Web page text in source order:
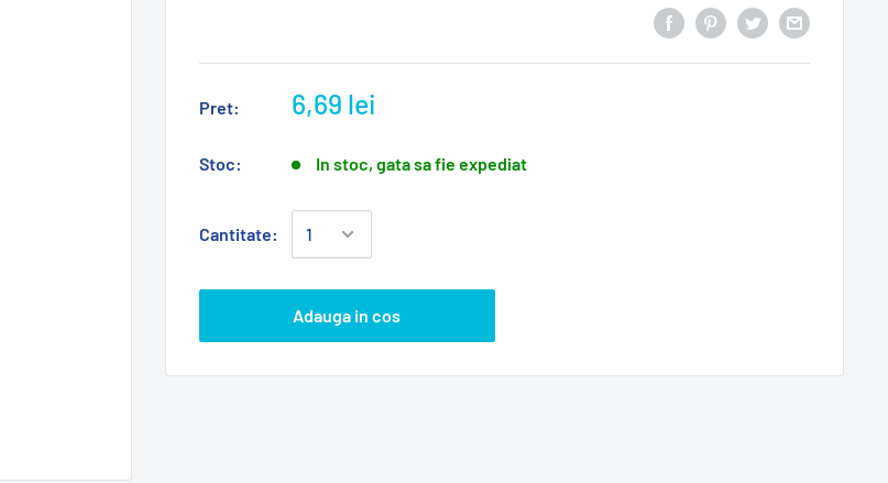
Pret: 6,69 lei
Stoc: In stoc, gata sa fie expediat
Cantitate:
Adauga in cos